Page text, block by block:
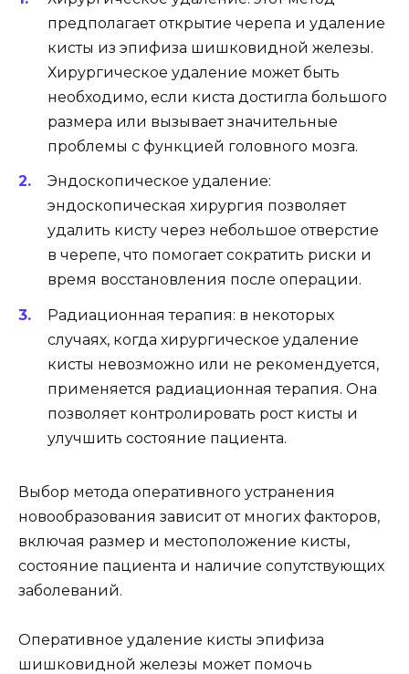
предполагает открытие черепа и удаление
кисты из эпифиза шишковидной железы.
Хирургическое удаление может быть
необходимо, если киста достигла большого
размера или вызывает значительные
проблемы с функцией головного мозга.
Эндоскопическое удаление:
эндоскопическая хирургия позволяет
удалить кисту через небольшое отверстие
в черепе, что помогает сократить риски и
время восстановления после операции.
Радиационная терапия: в некоторых
случаях, когда хирургическое удаление
кисты невозможно или не рекомендуется,
применяется радиационная терапия. Она
позволяет контролировать рост кисты и
улучшить состояние пациента.
Выбор метода оперативного устранения
новообразования зависит от многих факторов,
включая размер и местоположение кисты,
состояние пациента и наличие сопутствующих
заболеваний.
Оперативное удаление кисты эпифиза
шишковидной железы может помочь